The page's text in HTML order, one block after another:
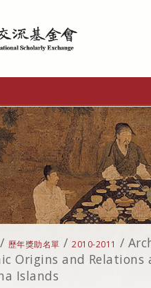
/ 歷年獎助名單 /2010-2011 /
Origins and Relations
Islands